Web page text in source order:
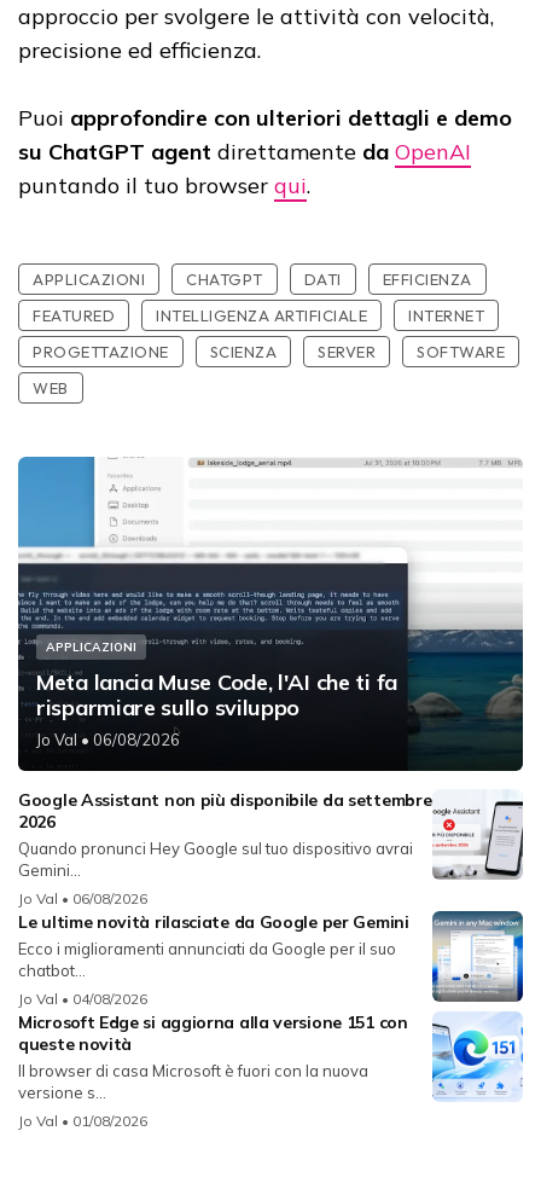
approccio per svolgere le attività con velocità,
precisione ed efficienza.
Puoi approfondire con ulteriori dettagli e demo
su ChatGPT agent direttamente da OpenAI
puntando il tuo browser qui.
APPLICAZIONI CHATGPT DATI
EFFICIENZA
FEATURED
INTELLIGENZA ARTIFICIALE
INTERNET
PROGETTAZIONE
SCIENZA SERVER
SOFTWARE
WEB
APPLICAZIONI
Meta lancia Muse Code, l'AI che ti fa
risparmiare sullo sviluppo
Jo Val • 06/08/2026
Google Assistant non più disponibile da settembre
2026
Quando pronunci Hey Google sul tuo dispositivo avrai
Gemini...
Jo Val • 06/08/2026
Le ultime novità rilasciate da Google per Gemini
Ecco i miglioramenti annunciati da Google per il suo
chatbot...
Jo Val • 04/08/2026
Microsoft Edge si aggiorna alla versione 151 con
queste novità
Il browser di casa Microsoft è fuori con la nuova
versione s...
Jo Val • 01/08/2026